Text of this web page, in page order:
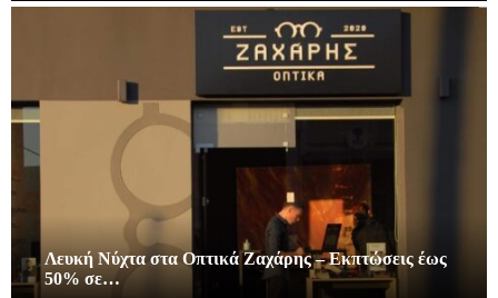
Λευκή Νύχτα στα Οπτικά Ζαχάρης – Εκπτώσεις έως
50% σε…